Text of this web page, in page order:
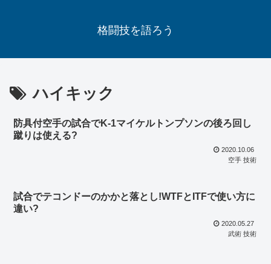
格闘技を語ろう
ハイキック
防具付空手の試合でK-1マイケルトンプソンの後ろ回し
蹴りは使える?
2020.10.06
空手 技術
試合でテコンドーのかかと落とし!WTFとITFで使い方に
違い?
2020.05.27
武術 技術